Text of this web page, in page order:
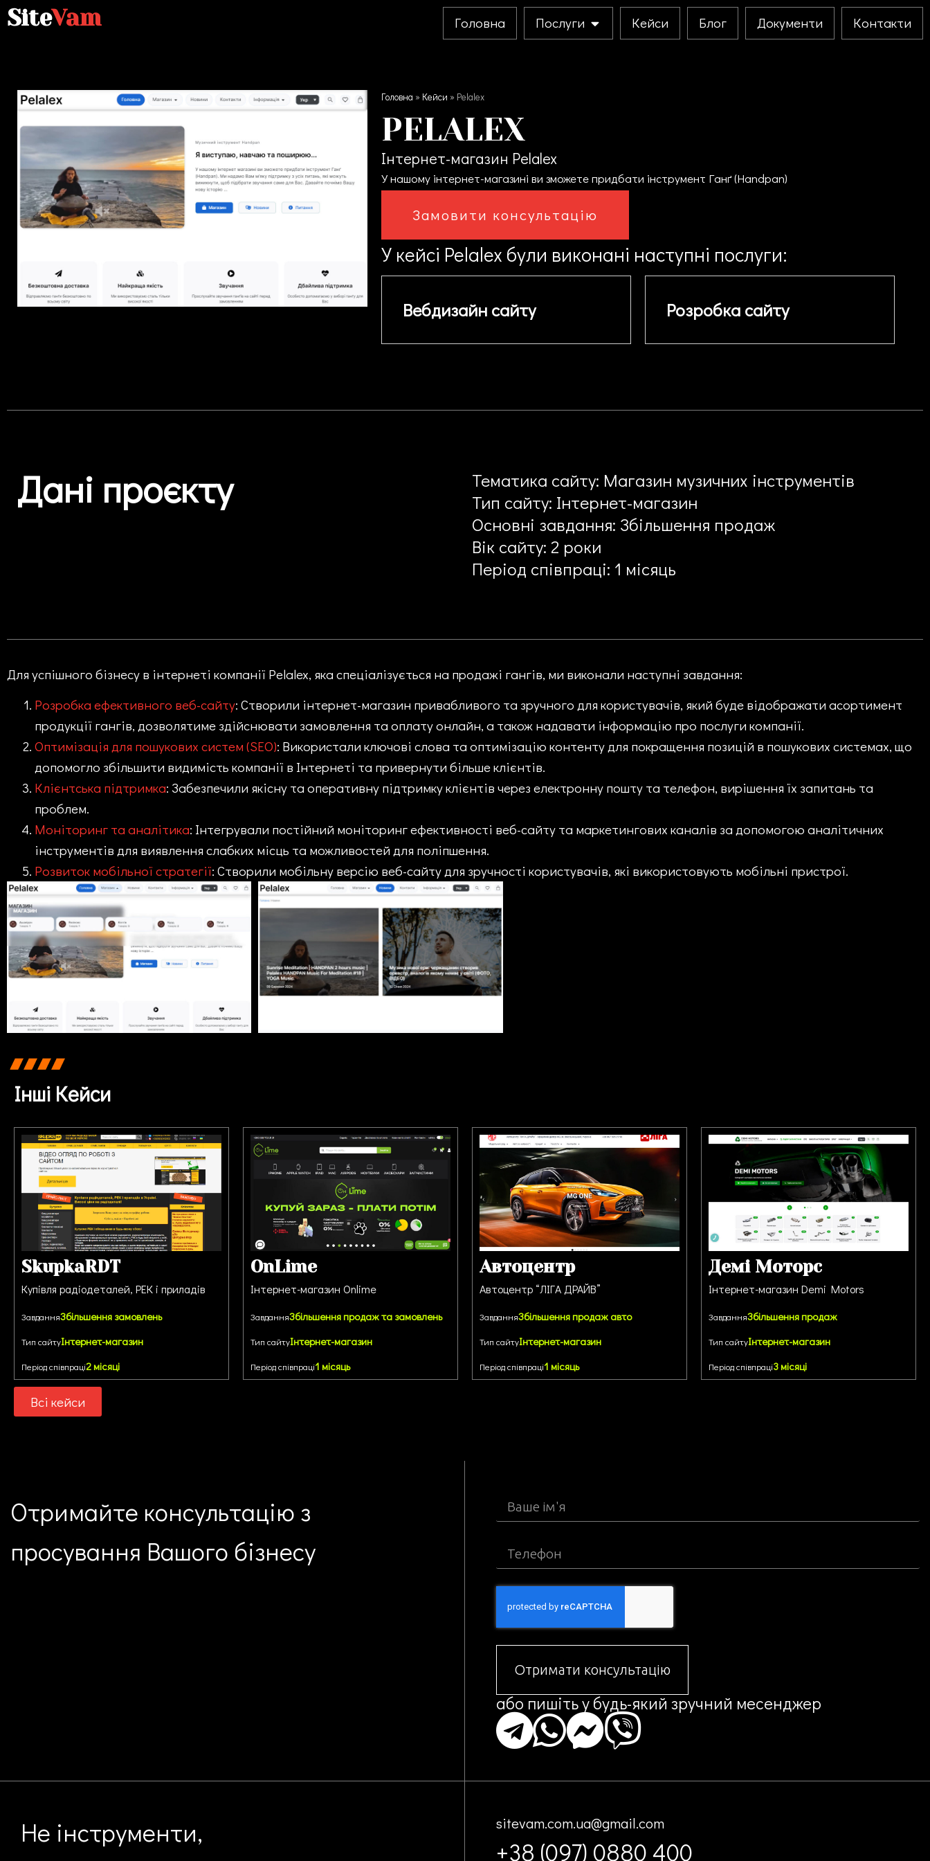
SiteVam Головна Послуги Кейси Блог Документи Контакти
Головна » Кейси » Pelalex
PELALEX
Інтернет-магазин Pelalex
У нашому інтернет-магазині ви зможете придбати інструмент Ганґ (Handpan)
Замовити консультацію
У кейсі Pelalex були виконані наступні послуги:
Вебдизайн сайту Розробка сайту
Дані проєкту
Тематика сайту: Магазин музичних інструментів
Тип сайту: Інтернет-магазин
Основні завдання: Збільшення продаж
Вік сайту: 2 роки
Період співпраці: 1 місяць
Для успішного бізнесу в інтернеті компанії Pelalex, яка спеціалізується на продажі гангів, ми виконали наступні завдання:
Розробка ефективного веб-сайту: Створили інтернет-магазин привабливого та зручного для користувачів, який буде відображати асортимент
продукції гангів, дозволятиме здійснювати замовлення та оплату онлайн, а також надавати інформацію про послуги компанії.
Оптимізація для пошукових систем (SEO): Використали ключові слова та оптимізацію контенту для покращення позицій в пошукових системах, що
допомогло збільшити видимість компанії в Інтернеті та привернути більше клієнтів.
Клієнтська підтримка: Забезпечили якісну та оперативну підтримку клієнтів через електронну пошту та телефон, вирішення їх запитань та
проблем.
Моніторинг та аналітика: Інтегрували постійний моніторинг ефективності веб-сайту та маркетингових каналів за допомогою аналітичних
інструментів для виявлення слабких місць та можливостей для поліпшення.
Розвиток мобільної стратегії: Створили мобільну версію веб-сайту для зручності користувачів, які використовують мобільні пристрої.
Інші Кейси
SkupkaRDT
Купівля радіодеталей, РЕК і приладів
ЗавданняЗбільшення замовлень
Тип сайтуІнтернет-магазин
Період співпраці2 місяці
OnLime
Інтернет-магазин Onlime
ЗавданняЗбільшення продаж та замовлень
Тип сайтуІнтернет-магазин
Період співпраці1 місяць
Автоцентр
Автоцентр “ЛІГА ДРАЙВ”
ЗавданняЗбільшення продаж авто
Тип сайтуІнтернет-магазин
Період співпраці1 місяць
Демі Моторс
Інтернет-магазин Demi Motors
ЗавданняЗбільшення продаж
Тип сайтуІнтернет-магазин
Період співпраці3 місяці
Всі кейси
Отримайте консультацію з
просування Вашого бізнесу
Отримати консультацію
або пишіть у будь-який зручний месенджер
Не інструменти,
sitevam.com.ua@gmail.com
+38 (097) 0880 400